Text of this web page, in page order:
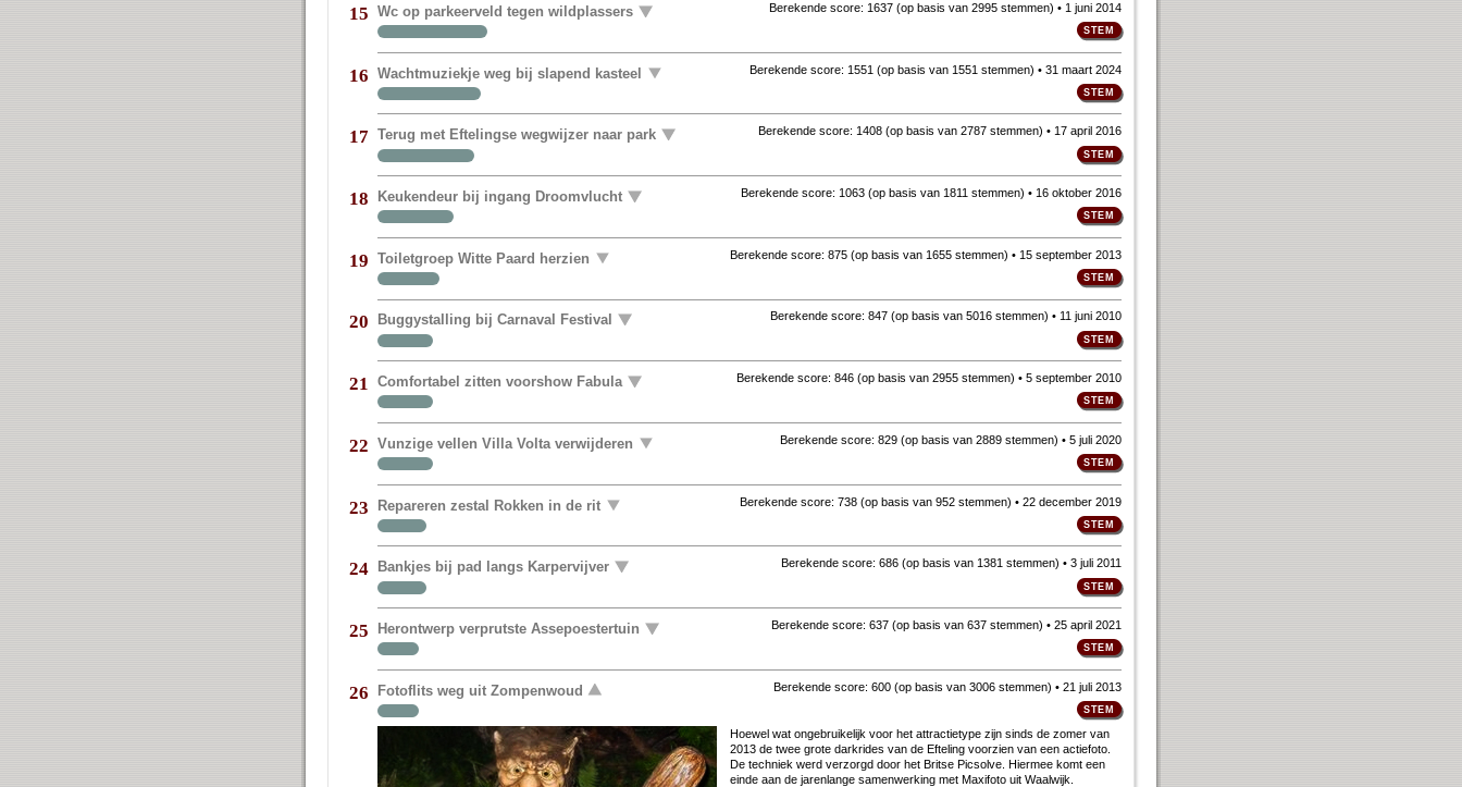
15 Wc op parkeerveld tegen wildplassers Berekende score: 1637(op basis van 2995 stemmen) • 1 juni 2014
16 Wachtmuziekje weg bij slapend kasteel Berekende score: 1551 (op basis van 1551 stemmen) • 31 maart 2024
17 Terug met Eftelingse wegwijzer naar park Berekende score: 1408(op basis van 2787 stemmen) • 17 april 2016
18 Keukendeur bij ingang Droomvlucht Berekende score: 1063(op basis van 1811 stemmen) • 16 oktober 2016
19 Toiletgroep Witte Paard herzien Berekende score: 875(op basis van 1655 stemmen) • 15 september 2013
20 Buggystalling bij Carnaval Festival Berekende score: 847(op basis van 5016 stemmen) • 11 juni 2010
21 Comfortabel zitten voorshow Fabula Berekende score: 846(op basis van 2955 stemmen) • 5 september 2010
22 Vunzige vellen Villa Volta verwijderen Berekende score: 829(op basis van 2889 stemmen) • 5 juli 2020
23 Repareren zestal Rokken in de rit Berekende score: 738(op basis van 952 stemmen) • 22 december 2019
24 Bankjes bij pad langs Karpervijver Berekende score: 686(op basis van 1381 stemmen) • 3 juli 2011
25 Herontwerp verprutste Assepoestertuin Berekende score: 637(op basis van 637 stemmen) • 25 april 2021
26 Fotoflits weg uit Zompenwoud Berekende score: 600(op basis van 3006 stemmen) • 21 juli 2013
Hoe­wel wat on­ge­brui­ke­lijk voor het at­trac­ti­e­ty­pe zijn sinds de zo­mer van
2013 de twee gro­te dar­kri­des van de Ef­te­ling voor­zien van een ac­tie­fo­to.
De tech­niek werd ver­zorgd door het Brit­se Pic­sol­ve. Hier­mee komt een
ein­de aan de ja­ren­lan­ge sa­men­wer­king met Maxi­fo­to uit Waal­wijk.